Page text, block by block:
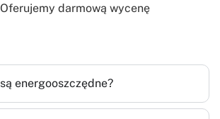
darmową wycenę
energooszczędne?